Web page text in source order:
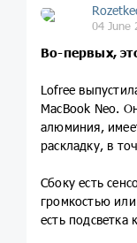
04 June
Во-первых,
Lofree
MacBook Neo.
алюминия,
раскладку, в
Сбоку есть
громкостью
есть подсветка